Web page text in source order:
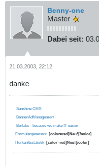
Benny-one
Master
Dabei seit:
21.03.2003, 22:12
danke
Sunshine CMS
BannerAdManagement
Borlabs - because we make IT easier
Formulargenerator [color=red]Neu![/color]
Herkunftsstatistik [color=red]Neu![/color]